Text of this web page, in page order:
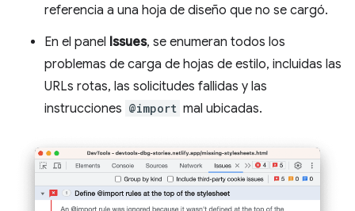
referencia a una hoja de diseño que no se cargó.
En el panel Issues, se enumeran todos los
problemas de carga de hojas de estilo, incluidas las
URLs rotas, las solicitudes fallidas y las
instrucciones @import mal ubicadas.